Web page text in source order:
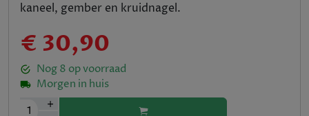
kaneel, gember en kruidnagel.
€ 30,90
Nog8 op voorraad
Morgen in huis
1
+